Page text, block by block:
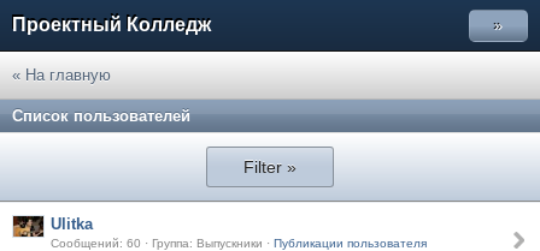
Проектный Колледж »
« На главную
Список пользователей
Filter »
Ulitka
Сообщений: 60 · Группа: Выпускники · Публикации пользователя